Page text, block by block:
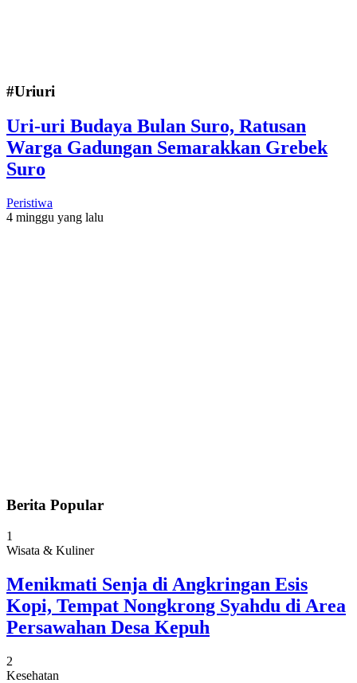
#Uriuri
Uri-uri Budaya Bulan Suro, Ratusan
Warga Gadungan Semarakkan Grebek
Suro
Peristiwa
4 minggu yang lalu
Berita Popular
1
Wisata & Kuliner
Menikmati Senja di Angkringan Esis
Kopi, Tempat Nongkrong Syahdu di Area
Persawahan Desa Kepuh
2
Kesehatan